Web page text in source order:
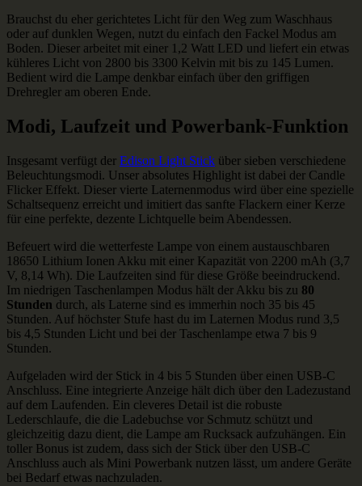
Brauchst du eher gerichtetes Licht für den Weg zum Waschhaus
oder auf dunklen Wegen, nutzt du einfach den Fackel Modus am
Boden. Dieser arbeitet mit einer 1,2 Watt LED und liefert ein etwas
kühleres Licht von 2800 bis 3300 Kelvin mit bis zu 145 Lumen.
Bedient wird die Lampe denkbar einfach über den griffigen
Drehregler am oberen Ende.
Modi, Laufzeit und Powerbank-Funktion
Insgesamt verfügt der Edison Light Stick über sieben verschiedene
Beleuchtungsmodi. Unser absolutes Highlight ist dabei der Candle
Flicker Effekt. Dieser vierte Laternenmodus wird über eine spezielle
Schaltsequenz erreicht und imitiert das sanfte Flackern einer Kerze
für eine perfekte, dezente Lichtquelle beim Abendessen.
Befeuert wird die wetterfeste Lampe von einem austauschbaren
18650 Lithium Ionen Akku mit einer Kapazität von 2200 mAh (3,7
V, 8,14 Wh). Die Laufzeiten sind für diese Größe beeindruckend.
Im niedrigen Taschenlampen Modus hält der Akku bis zu 80
Stunden durch, als Laterne sind es immerhin noch 35 bis 45
Stunden. Auf höchster Stufe hast du im Laternen Modus rund 3,5
bis 4,5 Stunden Licht und bei der Taschenlampe etwa 7 bis 9
Stunden.
Aufgeladen wird der Stick in 4 bis 5 Stunden über einen USB-C
Anschluss. Eine integrierte Anzeige hält dich über den Ladezustand
auf dem Laufenden. Ein cleveres Detail ist die robuste
Lederschlaufe, die die Ladebuchse vor Schmutz schützt und
gleichzeitig dazu dient, die Lampe am Rucksack aufzuhängen. Ein
toller Bonus ist zudem, dass sich der Stick über den USB-C
Anschluss auch als Mini Powerbank nutzen lässt, um andere Geräte
bei Bedarf etwas nachzuladen.